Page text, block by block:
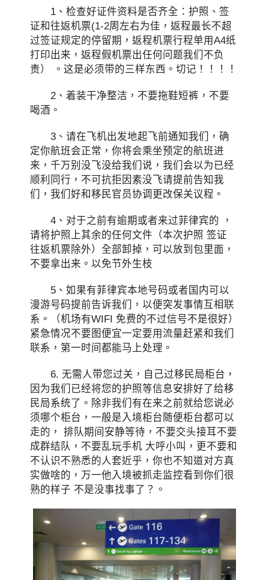
1、检查好证件资料是否齐全：护照、签
证和往返机票(1-2周左右为佳，返程最长不超
过签证规定的停留期，返程机票行程单用A4纸
打印出来，返程假机票出任何问题我们不负
责） 。这是必须带的三样东西。切记！！！！
2、着装干净整洁，不要拖鞋短裤，不要
喝酒。
3、请在飞机出发地起飞前通知我们，确
定你航班会正常，你将会乘坐预定的航班进
来，千万别没飞没给我们说，我们会以为已经
顺利同行，不可抗拒因素没飞请提前告知我
们，我们好和移民官员协调更改保关议程。
4、对于之前有逾期或者来过菲律宾的 ，
请将护照上其余的任何文件（本次护照 签证
往返机票除外）全部卸掉，可以放到包里面，
不要拿出来。以免节外生枝
5、如果有菲律宾本地号码或者国内可以
漫游号码提前告诉我们，以便突发事情互相联
系。（机场有WIFI 免费的不过信号不是很好）
紧急情况不要图便宜一定要用流量赶紧和我们
联系，第一时间都能马上处理。
6. 无需人带您过关，自己过移民局柜台，
因为我们已经将您的护照等信息安排好了给移
民局系统了。除非我们有在来之前就给您说必
须哪个柜台，一般是入境柜台随便柜台都可以
走的， 排队期间安静等待，不要交头接耳不要
成群结队，不要乱玩手机 大呼小叫，更不要和
不认识不熟悉的人套近乎，你也不知道对方真
实做啥的，万一他入境被抓走监控看到你们很
熟的样子 不是没事找事了？。